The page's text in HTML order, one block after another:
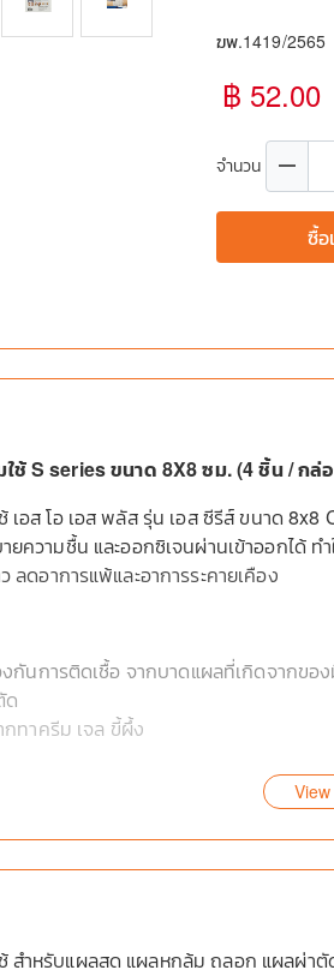
ฆพ.1419/2565
฿ 52.00
จำนวน remove
ซื้อ
ช้ S series ขนาด 8X8 ซม. (4 ชิ้น / กล่
อส โอ เอส พลัส รุ่น เอส ซีรีส์ ขนาด
ยความชื้น และออกซิเจนผ่านเข้าออกได้
ลดอาการแพ้และอาการระคายเคือง
กันการติดเชื้อ จากบาดแผลที่เกิดจากขอ
ด
ทาครีม เจล ขี้ผึ้ง
บผิว
สำหรับแผลสด แผลหกล้ม ถลอก แผลผ่า